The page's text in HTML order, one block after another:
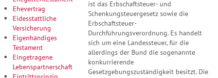
Ehevertrag
Eidesstattliche
Versicherung
Eigenhändiges
Testament
Eingetragene
Lebenspartnerschaft
ist das Erbschaftsteuer- und
Schenkungsteuergesetz sowie die
Erbschaftsteuer-
Durchführungsverordnung. Es handelt
sich um eine Landessteuer, für die
allerdings der Bund die sogenannte
konkurrierende
Gesetzgebungszuständigkeit besitzt. Die